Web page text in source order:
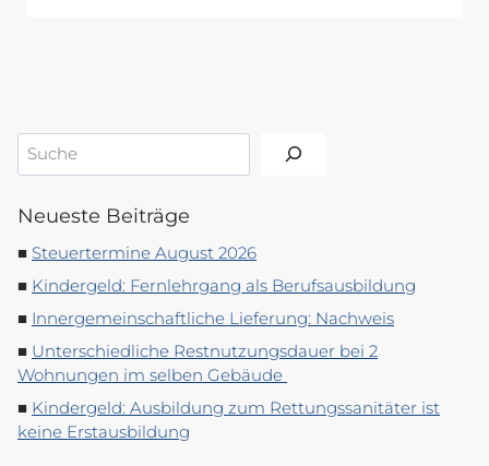
Suchen
Neueste Beiträge
Steuertermine August 2026
Kindergeld: Fernlehrgang als Berufsausbildung
Innergemeinschaftliche Lieferung: Nachweis
Unterschiedliche Restnutzungsdauer bei 2
Wohnungen im selben Gebäude
Kindergeld: Ausbildung zum Rettungssanitäter ist
keine Erstausbildung